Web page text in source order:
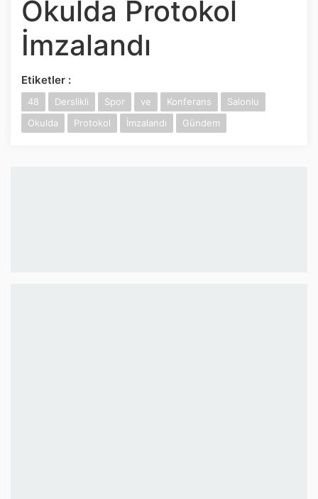
Google Play
App Store
Okulda Protokol
İmzalandı
Etiketler :
48 Derslikli Spor ve Konferans
Salonlu
Okulda
Protokol İmzalandı Gündem